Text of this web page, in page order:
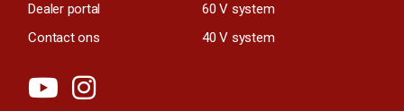
Dealer portal
Contact ons
60 V system
40 V system